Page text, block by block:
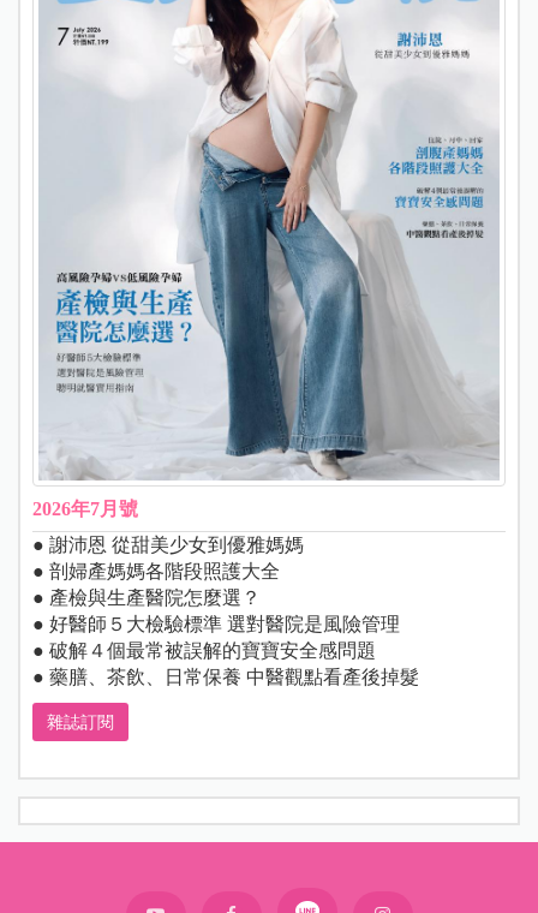
2026年7月號
● 謝沛恩 從甜美少女到優雅媽媽
● 剖婦產媽媽各階段照護大全
● 產檢與生產醫院怎麼選？
● 好醫師５大檢驗標準 選對醫院是風險管理
● 破解４個最常被誤解的寶寶安全感問題
● 藥膳、茶飲、日常保養 中醫觀點看產後掉髮
雜誌訂閱